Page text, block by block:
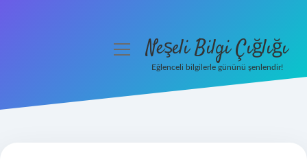
menüyüNeşeli Bilgi Çığlığı
Eğlenceli bilgilerle gününü şenlendir!